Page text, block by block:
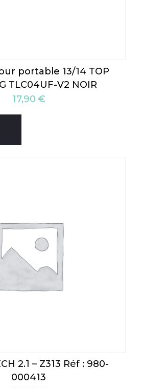
portable 13/14 TOP
TLC04UF-V2 NOIR
17,90 €
2.1 – Z313 Réf : 980-
000413